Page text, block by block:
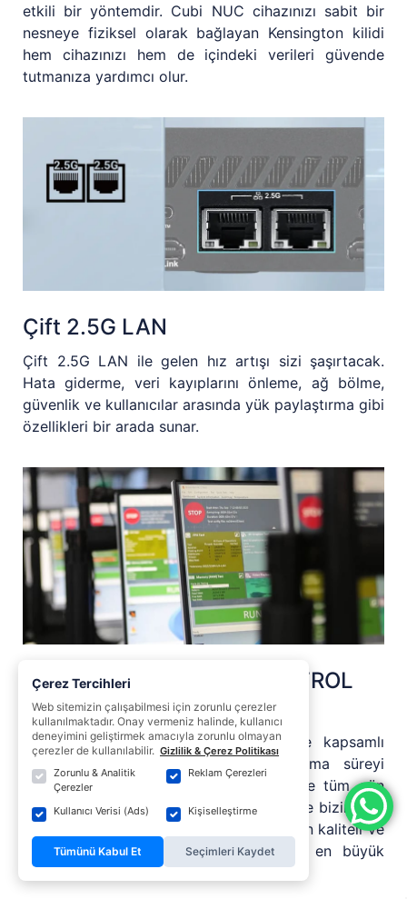
etkili bir yöntemdir. Cubi NUC cihazınızı sabit bir
nesneye fiziksel olarak bağlayan Kensington kilidi
hem cihazınızı hem de içindeki verileri güvende
tutmanıza yardımcı olur.
Çift 2.5G LAN
Çift 2.5G LAN ile gelen hız artışı sizi şaşırtacak.
Hata giderme, veri kayıplarını önleme, ağ bölme,
güvenlik ve kullanıcılar arasında yük paylaştırma gibi
özellikleri bir arada sunar.
7/ 24 Çalışır - KALİTE KONTROL
TESTLERİ
Kaliteye olan sarsılmaz bağlılığımız ile kapsamlı
testler sayesinde hatalar arası ortalama süreyi
(MTBF) 246 bin saate çıkardık. Böylece tüm gün
güvenle ve kesintisiz çalışabilirsiniz. Kalite bizim için
yalnızca bir kelime değil, kullanıcıya üstün kaliteli ve
zahmetsiz bir deneyim yaşatmak için en büyük
önceliklerimizden biri.
Çerez Tercihleri
Web sitemizin çalışabilmesi için zorunlu çerezler
kullanılmaktadır. Onay vermeniz halinde, kullanıcı
deneyimini geliştirmek amacıyla zorunlu olmayan
çerezler de kullanılabilir. Gizlilik & Çerez Politikası
Zorunlu & Analitik
Çerezler
Reklam Çerezleri
Kullanıcı Verisi (Ads) Kişiselleştirme
Tümünü Kabul Et Seçimleri Kaydet